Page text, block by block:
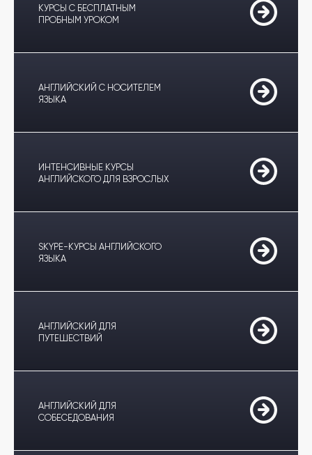
КУРСЫ С БЕСПЛАТНЫМ
ПРОБНЫМ УРОКОМ
АНГЛИЙСКИЙ С НОСИТЕЛЕМ
ЯЗЫКА
ИНТЕНСИВНЫЕ КУРСЫ
АНГЛИЙСКОГО ДЛЯ ВЗРОСЛЫХ
SKYPE-КУРСЫ АНГЛИЙСКОГО
ЯЗЫКА
АНГЛИЙСКИЙ ДЛЯ
ПУТЕШЕСТВИЙ
АНГЛИЙСКИЙ ДЛЯ
СОБЕСЕДОВАНИЯ